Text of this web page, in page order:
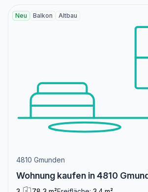
Neu Balkon Altbau
4810 Gmunden
Wohnung kaufen in 4810